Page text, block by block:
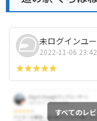
未ログインユ
2022-11-06 23:42
すべてのレ